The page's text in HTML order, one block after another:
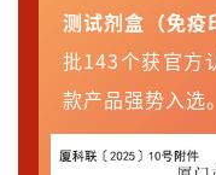
测试剂盒（免疫
批143个获官方
款产品强势入选。